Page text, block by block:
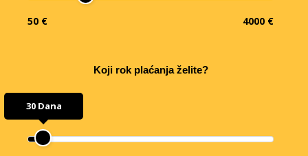
50 € 4000 €
Koji rok plaćanja želite?
30 Dana